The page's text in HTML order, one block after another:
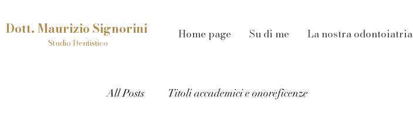
Dott. Maurizio Signorini
Studio Dentistico
Home page Su di me La nostra odontoiatria
All Posts Titoli accademici e onoreficenze